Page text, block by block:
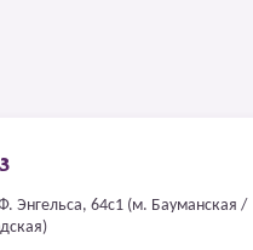
Энгельса, 64с1 (м. Бауманская /